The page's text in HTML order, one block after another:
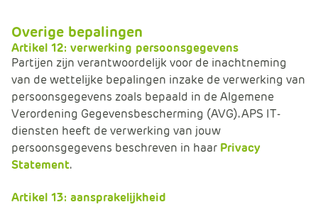
Overige bepalingen
Artikel 12: verwerking persoonsgegevens
Partijen zijn verantwoordelijk voor de inachtneming
van de wettelijke bepalingen inzake de verwerking van
persoonsgegevens zoals bepaald in de Algemene
Verordening Gegevensbescherming (AVG). APS IT-
diensten heeft de verwerking van jouw
persoonsgegevens beschreven in haar Privacy
Statement.
Artikel 13: aansprakelijkheid